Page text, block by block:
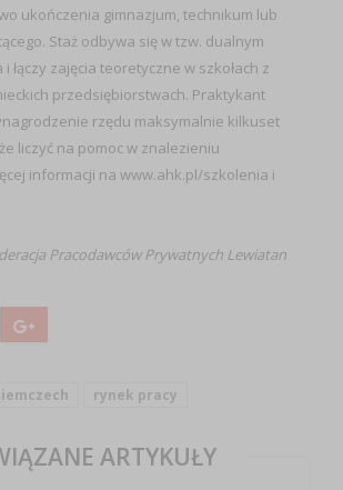
ukończenia gimnazjum, technikum lub
Staż odbywa się w tzw. dualnym
łączy zajęcia teoretyczne w szkołach z
przedsiębiorstwach. Praktykant
rzędu maksymalnie kilkuset
liczyć na pomoc w znalezieniu
informacji na www.ahk.pl/szkolenia i
Pracodawców Prywatnych Lewiatan
rynek pracy
ARTYKUŁY